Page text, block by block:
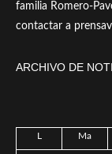
familia Romero-
contactar a
ARCHIVO DE
Ma